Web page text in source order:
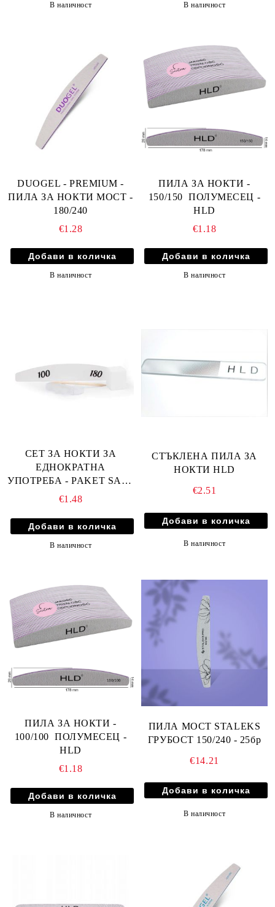
В наличност В наличност
DUOGEL - PREMIUM -
ПИЛА ЗА НОКТИ МОСТ -
180/240
€1.28
В наличност
ПИЛА ЗА НОКТИ -
150/150 ПОЛУМЕСЕЦ -
HLD
€1.18
В наличност
СЕТ ЗА НОКТИ ЗА
ЕДНОКРАТНА
УПОТРЕБА - PAKET SAFE
- ПИЛА МОСТ100/180,
ДЪРВЕН ИЗБУТВАЧ,
ЧЕТКА ЗА ПРАХ
€1.48
В наличност
СТЪКЛЕНА ПИЛА ЗА
НОКТИ HLD
€2.51
В наличност
ПИЛА ЗА НОКТИ -
100/100 ПОЛУМЕСЕЦ -
HLD
€1.18
В наличност
ПИЛА МОСТ STALEKS
ГРУБОСТ 150/240 - 25бр
€14.21
В наличност